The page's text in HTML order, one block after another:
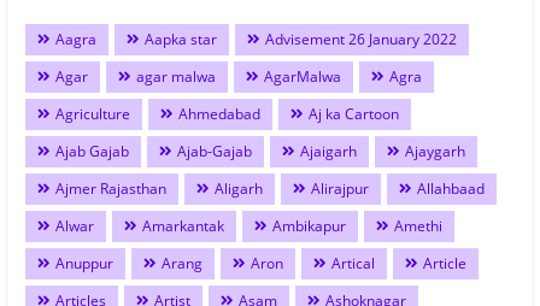
Aagra Aapka star
Advisement 26 January 2022
Agar
agar malwa AgarMalwa
Agra
Agriculture
Ahmedabad
Aj ka Cartoon
Ajab Gajab
Ajab-Gajab Ajaigarh
Ajaygarh
Ajmer Rajasthan
Aligarh Alirajpur
Allahbaad
Alwar
Amarkantak Ambikapur
Amethi
Anuppur
Arang Aron Artical
Article
Articles
Artist Asam
Ashoknagar